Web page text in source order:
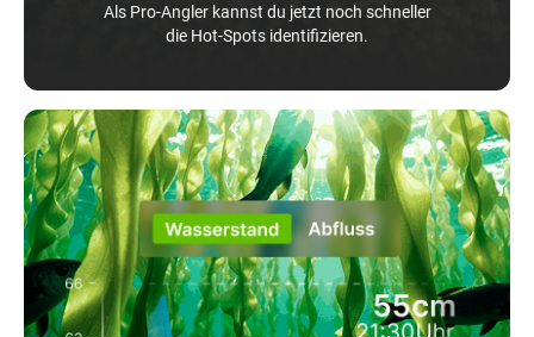
Als Pro-Angler kannst du jetzt noch schneller
die Hot-Spots identifizieren.